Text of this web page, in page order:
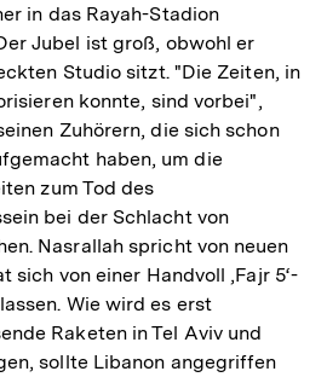
in das Rayah-Stadion
Jubel ist groß, obwohl er
Studio sitzt. "Die Zeiten, in
konnte, sind vorbei",
Zuhörern, die sich schon
haben, um die
zum Tod des
bei der Schlacht von
Nasrallah spricht von neuen
sich von einer Handvoll ‚Fajr 5‘-
Wie wird es erst
Raketen in Tel Aviv und
sollte Libanon angegriffen